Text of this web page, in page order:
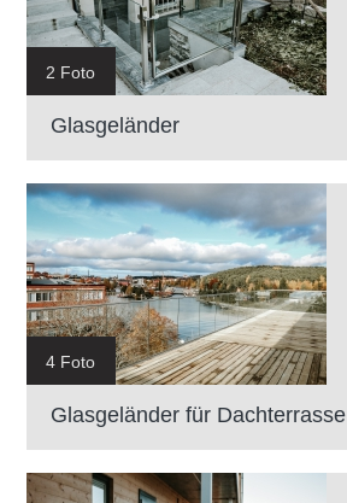
2 Foto
Glasgeländer
4 Foto
Glasgeländer für Dachterrasse